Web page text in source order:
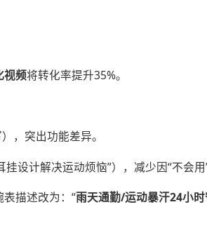
视频​​将转化率提升35%。
，突出功能差异。
设计解决运动烦恼”），减少因“不会用
表描述改为：“​雨天通勤/运动暴汗24小